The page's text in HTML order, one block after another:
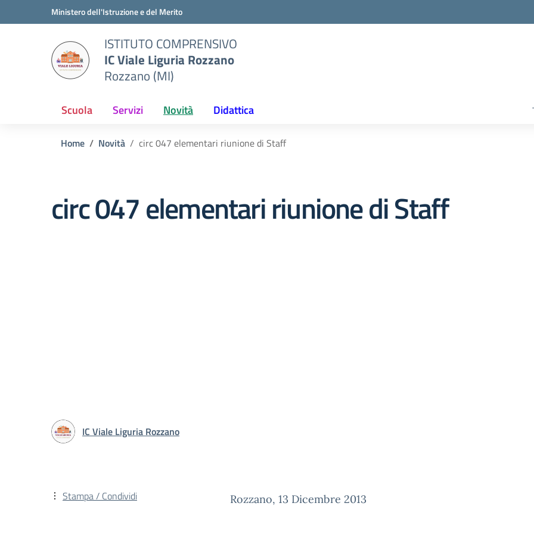
Vai ai contenuti
Vai al menu di navigazioneMinistero dell'Istruzione e del Merito
ISTITUTO COMPRENSIVO
IC Viale Liguria Rozzano
Rozzano (MI)
Scuola Servizi Novità Didattica
Home Novità circ 047 elementari riunione di Staff
circ 047 elementari riunione di Staff
IC Viale Liguria Rozzano
Rozzano, 13 Dicembre 2013
Stampa / Condividi